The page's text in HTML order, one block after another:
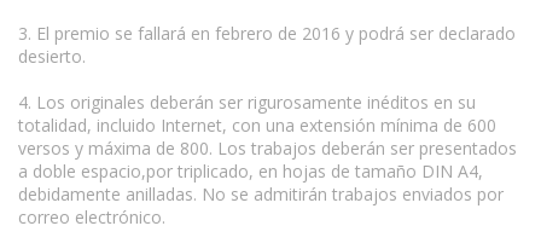
3. El premio se fallará en febrero de 2016 y podrá ser declarado
desierto.
4. Los originales deberán ser rigurosamente inéditos en su
totalidad, incluido Internet, con una extensión mínima de 600
versos y máxima de 800. Los trabajos deberán ser presentados
a doble espacio,por triplicado, en hojas de tamaño DIN A4,
debidamente anilladas. No se admitirán trabajos enviados por
correo electrónico.